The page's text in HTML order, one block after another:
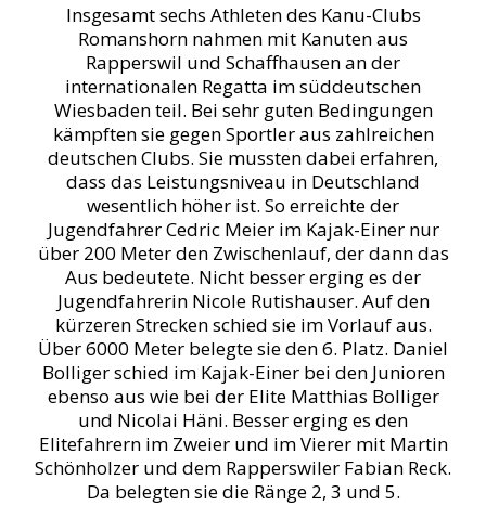
Insgesamt sechs Athleten des Kanu-Clubs
Romanshorn nahmen mit Kanuten aus
Rapperswil und Schaffhausen an der
internationalen Regatta im süddeutschen
Wiesbaden teil. Bei sehr guten Bedingungen
kämpften sie gegen Sportler aus zahlreichen
deutschen Clubs. Sie mussten dabei erfahren,
dass das Leistungsniveau in Deutschland
wesentlich höher ist. So erreichte der
Jugendfahrer Cedric Meier im Kajak-Einer nur
über 200 Meter den Zwischenlauf, der dann das
Aus bedeutete. Nicht besser erging es der
Jugendfahrerin Nicole Rutishauser. Auf den
kürzeren Strecken schied sie im Vorlauf aus.
Über 6000 Meter belegte sie den 6. Platz. Daniel
Bolliger schied im Kajak-Einer bei den Junioren
ebenso aus wie bei der Elite Matthias Bolliger
und Nicolai Häni. Besser erging es den
Elitefahrern im Zweier und im Vierer mit Martin
Schönholzer und dem Rapperswiler Fabian Reck.
Da belegten sie die Ränge 2, 3 und 5.